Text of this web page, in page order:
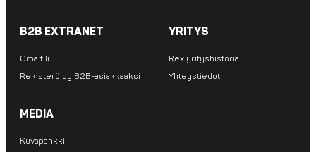
B2B EXTRANET
Oma tili
Rekisteröidy B2B-asiakkaaksi
YRITYS
Rex yrityshistoria
Yhteystiedot
MEDIA
Kuvapankki